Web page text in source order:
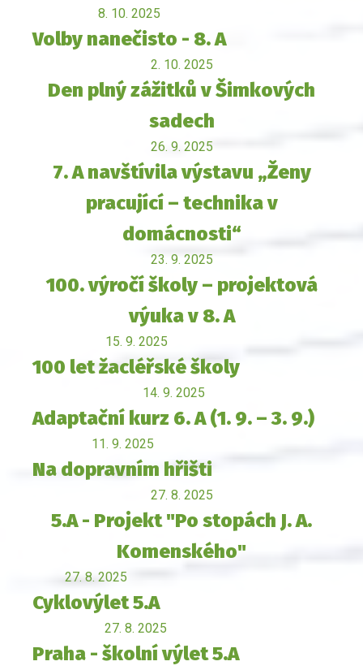
8. 10. 2025
Volby nanečisto - 8. A
2. 10. 2025
Den plný zážitků v Šimkových
sadech
26. 9. 2025
7. A navštívila výstavu „Ženy
pracující – technika v
domácnosti“
23. 9. 2025
100. výročí školy – projektová
výuka v 8. A
15. 9. 2025
100 let žacléřské školy
14. 9. 2025
Adaptační kurz 6. A (1. 9. – 3. 9.)
11. 9. 2025
Na dopravním hřišti
27. 8. 2025
5.A - Projekt "Po stopách J. A.
Komenského"
27. 8. 2025
Cyklovýlet 5.A
27. 8. 2025
Praha - školní výlet 5.A